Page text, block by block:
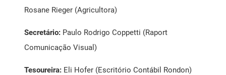
Rosane Rieger (Agricultora)
Secretário: Paulo Rodrigo Coppetti (Raport
Comunicação Visual)
Tesoureira: Eli Hofer (Escritório Contábil Rondon)